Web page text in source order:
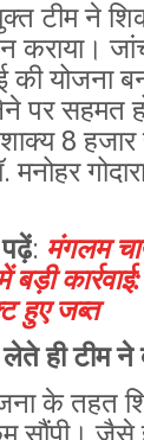
टीम ने
कराया।
की योजना
पर सहमत
8 हजार
मनोहर
: मंगलम
बड़ी
हुए जब्त
ही टीम ने
के तहत